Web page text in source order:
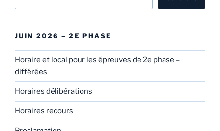
JUIN 2026 – 2E PHASE
Horaire et local pour les épreuves de 2e phase –
différées
Horaires délibérations
Horaires recours